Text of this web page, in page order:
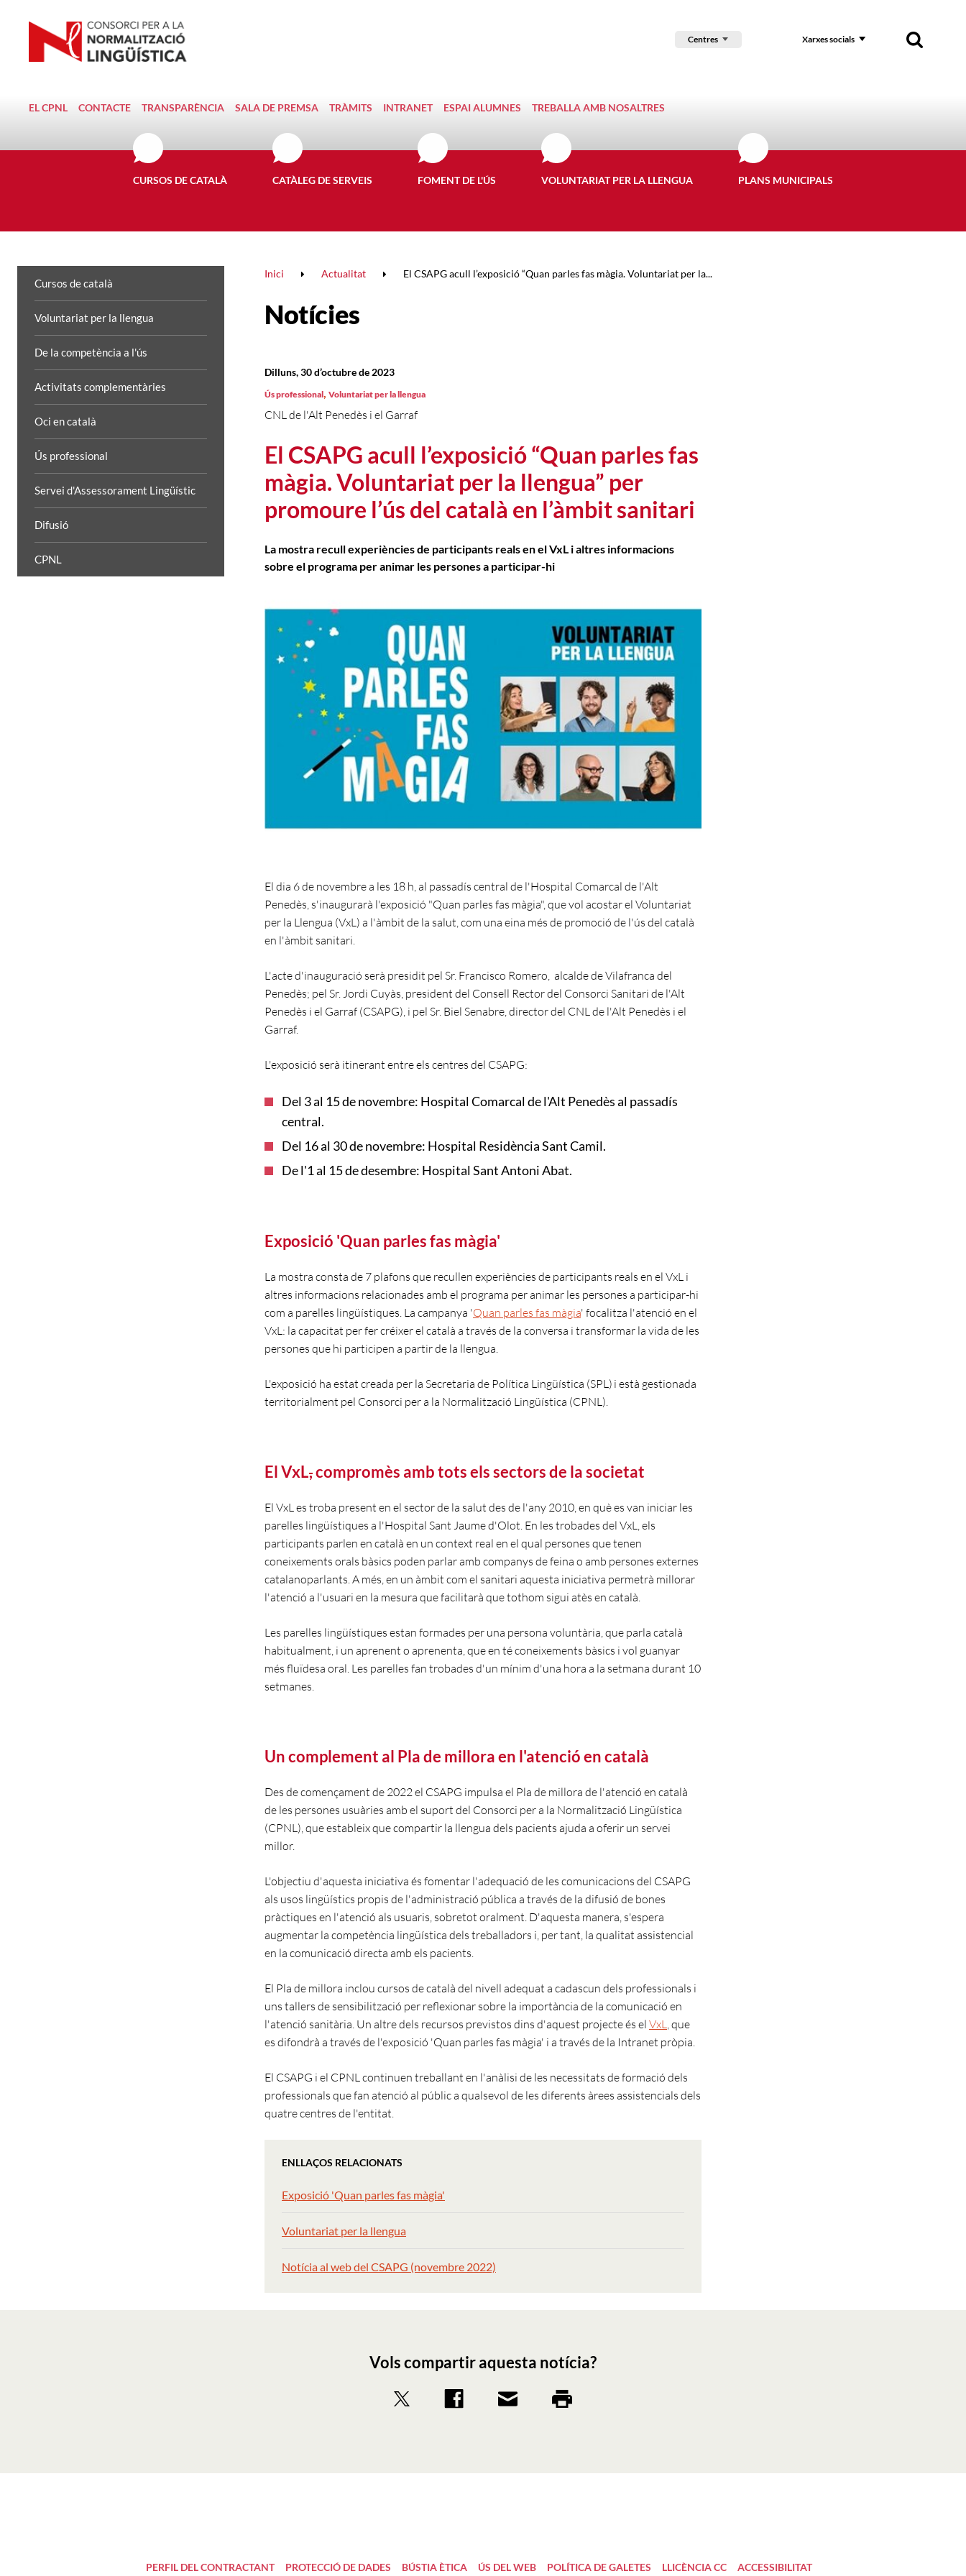
Centres Xarxes socials
EL CPNL CONTACTE TRANSPARÈNCIA SALA DE PREMSA TRÀMITS INTRANET ESPAI ALUMNES TREBALLA AMB NOSALTRES
CURSOS DE CATALÀ CATÀLEG DE SERVEIS FOMENT DE L'ÚS VOLUNTARIAT PER LA LLENGUA PLANS MUNICIPALS
Cursos de català
Voluntariat per la llengua
De la competència a l'ús
Activitats complementàries
Oci en català
Ús professional
Servei d'Assessorament Lingüístic
Difusió
CPNL
Inici Actualitat El CSAPG acull l’exposició “Quan parles fas màgia. Voluntariat per la...
Notícies
El CSAPG acull l’exposició “Quan parles fas
màgia. Voluntariat per la llengua” per
promoure l’ús del català en l’àmbit sanitari
CNL de l'Alt Penedès i el Garraf
Dilluns, 30 d’octubre de 2023
Ús professional, Voluntariat per la llengua
La mostra recull experiències de participants reals en el VxL i altres informacions
sobre el programa per animar les persones a participar-hi
El dia 6 de novembre a les 18 h, al passadís central de l'Hospital Comarcal de l'Alt
Penedès, s'inaugurarà l'exposició "Quan parles fas màgia", que vol acostar el Voluntariat
per la Llengua (VxL) a l'àmbit de la salut, com una eina més de promoció de l'ús del català
en l'àmbit sanitari.
L'acte d'inauguració serà presidit pel Sr. Francisco Romero, alcalde de Vilafranca del
Penedès; pel Sr. Jordi Cuyàs, president del Consell Rector del Consorci Sanitari de l'Alt
Penedès i el Garraf (CSAPG), i pel Sr. Biel Senabre, director del CNL de l'Alt Penedès i el
Garraf.
L'exposició serà itinerant entre els centres del CSAPG:
Del 3 al 15 de novembre: Hospital Comarcal de l'Alt Penedès al passadís
central.
Del 16 al 30 de novembre: Hospital Residència Sant Camil.
De l'1 al 15 de desembre: Hospital Sant Antoni Abat.
Exposició 'Quan parles fas màgia'
La mostra consta de 7 plafons que recullen experiències de participants reals en el VxL i
altres informacions relacionades amb el programa per animar les persones a participar-hi
com a parelles lingüístiques. La campanya 'Quan parles fas màgia' focalitza l'atenció en el
VxL: la capacitat per fer créixer el català a través de la conversa i transformar la vida de les
persones que hi participen a partir de la llengua.
L'exposició ha estat creada per la Secretaria de Política Lingüística (SPL) i està gestionada
territorialment pel Consorci per a la Normalització Lingüística (CPNL).
El VxL,compromès amb tots els sectors de la societat
El VxL es troba present en el sector de la salut des de l'any 2010, en què es van iniciar les
parelles lingüístiques a l'Hospital Sant Jaume d'Olot. En les trobades del VxL, els
participants parlen en català en un context real en el qual persones que tenen
coneixements orals bàsics poden parlar amb companys de feina o amb persones externes
catalanoparlants. A més, en un àmbit com el sanitari aquesta iniciativa permetrà millorar
l'atenció a l'usuari en la mesura que facilitarà que tothom sigui atès en català.
Les parelles lingüístiques estan formades per una persona voluntària, que parla català
habitualment, i un aprenent o aprenenta, que en té coneixements bàsics i vol guanyar
més fluïdesa oral. Les parelles fan trobades d'un mínim d'una hora a la setmana durant 10
setmanes.
Un complement al Pla de millora en l'atenció en català
Des de començament de 2022 el CSAPG impulsa el Pla de millora de l'atenció en català
de les persones usuàries amb el suport del Consorci per a la Normalització Lingüística
(CPNL), que estableix que compartir la llengua dels pacients ajuda a oferir un servei
millor.
L'objectiu d'aquesta iniciativa és fomentar l'adequació de les comunicacions del CSAPG
als usos lingüístics propis de l'administració pública a través de la difusió de bones
pràctiques en l'atenció als usuaris, sobretot oralment. D'aquesta manera, s'espera
augmentar la competència lingüística dels treballadors i, per tant, la qualitat assistencial
en la comunicació directa amb els pacients.
El Pla de millora inclou cursos de català del nivell adequat a cadascun dels professionals i
uns tallers de sensibilització per reflexionar sobre la importància de la comunicació en
l'atenció sanitària. Un altre dels recursos previstos dins d'aquest projecte és el VxL , que
es difondrà a través de l'exposició 'Quan parles fas màgia' i a través de la Intranet pròpia.
El CSAPG i el CPNL continuen treballant en l'anàlisi de les necessitats de formació dels
professionals que fan atenció al públic a qualsevol de les diferents àrees assistencials dels
quatre centres de l'entitat.
ENLLAÇOS RELACIONATS
Exposició 'Quan parles fas màgia'
Voluntariat per la llengua
Notícia al web del CSAPG (novembre 2022)
Vols compartir aquesta notícia?
PERFIL DEL CONTRACTANT PROTECCIÓ DE DADES BÚSTIA ÈTICA ÚS DEL WEB POLÍTICA DE GALETES LLICÈNCIA CC ACCESSIBILITAT